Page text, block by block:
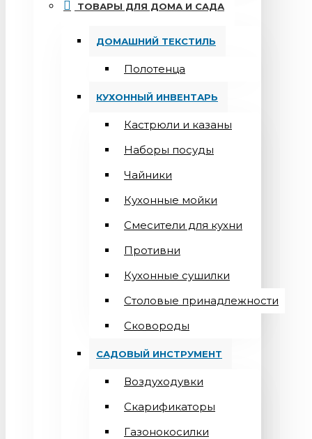
ТОВАРЫ ДЛЯ ДОМА И САДА
ДОМАШНИЙ ТЕКСТИЛЬ
Полотенца
КУХОННЫЙ ИНВЕНТАРЬ
Кастрюли и казаны
Наборы посуды
Чайники
Кухонные мойки
Смесители для кухни
Противни
Кухонные сушилки
Столовые принадлежности
Сковороды
САДОВЫЙ ИНСТРУМЕНТ
Воздуходувки
Скарификаторы
Газонокосилки